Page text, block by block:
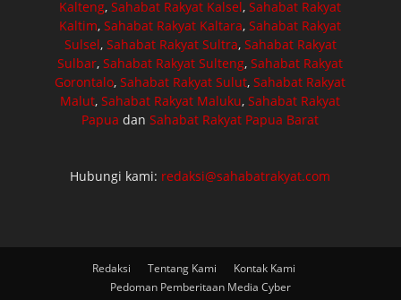
Kalteng,Sahabat Rakyat Kalsel,Sahabat Rakyat
Kaltim,Sahabat Rakyat Kaltara,Sahabat Rakyat
Sulsel, Sahabat Rakyat Sultra, Sahabat Rakyat
Sulbar,Sahabat Rakyat Sulteng,Sahabat Rakyat
Gorontalo,Sahabat Rakyat Sulut,Sahabat Rakyat
Malut,Sahabat Rakyat Maluku,Sahabat Rakyat
Papua danSahabat Rakyat Papua Barat
Hubungi kami: redaksi@sahabatrakyat.com
Redaksi Tentang Kami
Kontak Kami
Pedoman Pemberitaan Media Cyber